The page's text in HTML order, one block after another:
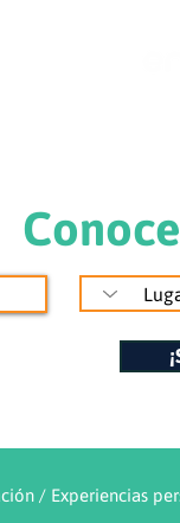
/ Experiencias